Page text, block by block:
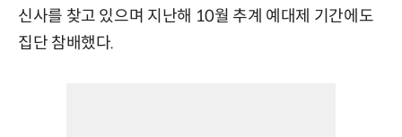
신사를 찾고 있으며 지난해 10월 추계 예대제 기간에도
집단 참배했다.